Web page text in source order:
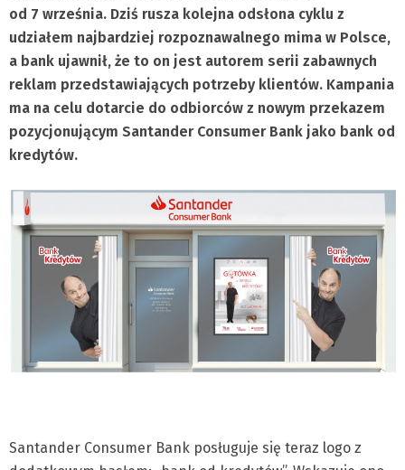
od 7 września. Dziś rusza kolejna odsłona cyklu z
udziałem najbardziej rozpoznawalnego mima w Polsce,
a bank ujawnił, że to on jest autorem serii zabawnych
reklam przedstawiających potrzeby klientów. Kampania
ma na celu dotarcie do odbiorców z nowym przekazem
pozycjonującym Santander Consumer Bank jako bank od
kredytów.
Santander Consumer Bank posługuje się teraz logo z